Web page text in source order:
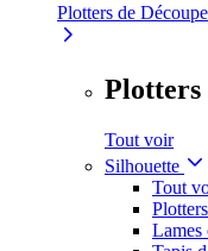
Plotters de Découpe
Plotters
Tout voir
Silhouette
Tout
Lames